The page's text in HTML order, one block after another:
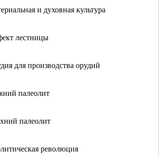
и духовная культура
лестницы
для производства орудий
палеолит
палеолит
революция